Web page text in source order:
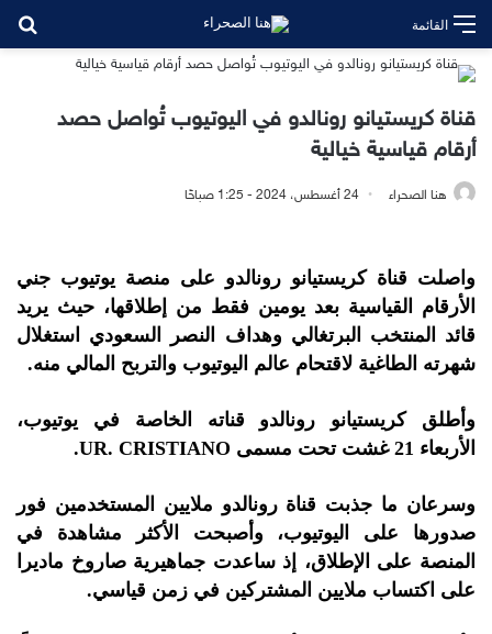
القائمة
قناة كريستيانو رونالدو في اليوتيوب تُواصل حصد
أرقام قياسية خيالية
هنا الصحراء 24 أغسطس، 2024 - 1:25 صباحًا
واصلت قناة كريستيانو رونالدو على منصة يوتيوب جني
الأرقام القياسية بعد يومين فقط من إطلاقها، حيث يريد
قائد المنتخب البرتغالي وهداف النصر السعودي استغلال
شهرته الطاغية لاقتحام عالم اليوتيوب والتربح المالي منه.
وأطلق كريستيانو رونالدو قناته الخاصة في يوتيوب،
الأربعاء 21 غشت تحت مسمى UR. CRISTIANO.
وسرعان ما جذبت قناة رونالدو ملايين المستخدمين فور
صدورها على اليوتيوب، وأصبحت الأكثر مشاهدة في
المنصة على الإطلاق، إذ ساعدت جماهيرية صاروخ ماديرا
على اكتساب ملايين المشتركين في زمن قياسي.